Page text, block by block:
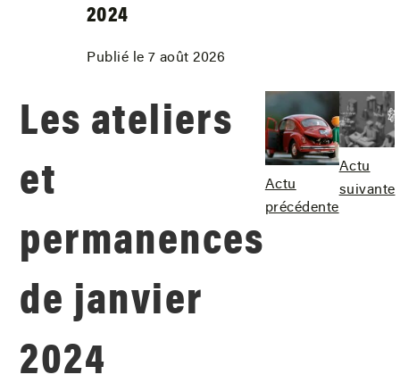
2024
Publié le 7 août 2026
Les ateliers
et
permanences
de janvier
2024
Actu
précédente
Actu
suivante